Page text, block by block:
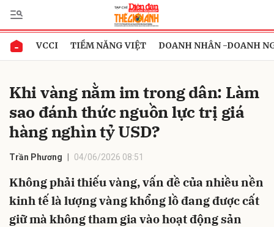
VCCI TIỀM NĂNG VIỆT DOANH NHÂN -DOANH
Khi vàng nằm im trong dân: Làm
sao đánh thức nguồn lực trị giá
hàng nghìn tỷ USD?
Trần Phương 04/06/2026 08:51
Không phải thiếu vàng, vấn đề của nhiều nền
kinh tế là lượng vàng khổng lồ đang được cất
giữ mà không tham gia vào hoạt động sản
Gửi bình luận
Hủy Gửi